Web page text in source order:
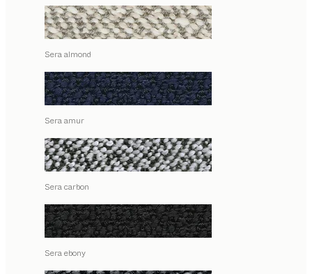
Sera almond
Sera amur
Sera carbon
Sera ebony